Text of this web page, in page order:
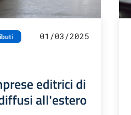
01/03/2025
editrici di
all'estero